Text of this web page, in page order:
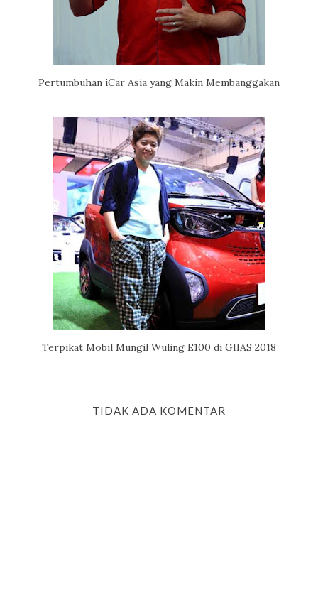
Pertumbuhan iCar Asia yang Makin Membanggakan
Terpikat Mobil Mungil Wuling E100 di GIIAS 2018
TIDAK ADA KOMENTAR